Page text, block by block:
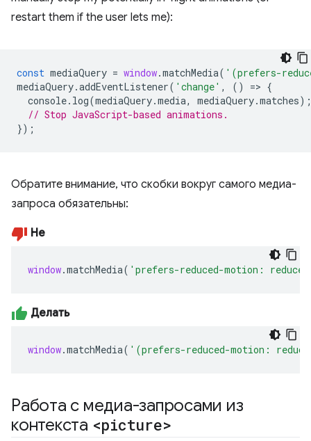
restart them if the user lets me):
const mediaQuery = window.matchMedia( '(prefers-
mediaQuery.addEventListener( 'change' , () => {
console. log(mediaQuery.media, mediaQuery.matches);
// Stop JavaScript-based animations.
});
Обратите внимание, что скобки вокруг самого медиа-
запроса обязательны:
Не
window.matchMedia( 'prefers-reduced-motion: reduce'
Делать
window.matchMedia( '(prefers-reduced-motion:
Работа с медиа-запросами из
контекста <picture>